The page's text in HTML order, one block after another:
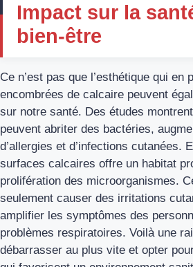
Impact sur la
bien-être
Ce n’est pas que l’esthétique qui en
encombrées de calcaire peuvent
sur notre santé. Des études
peuvent abriter des bactéries,
d’allergies et d’infections cutanées.
surfaces calcaires offre un habitat
prolifération des microorganismes.
seulement causer des irritations
amplifier les symptômes des
problèmes respiratoires. Voilà une
débarrasser au plus vite et opter